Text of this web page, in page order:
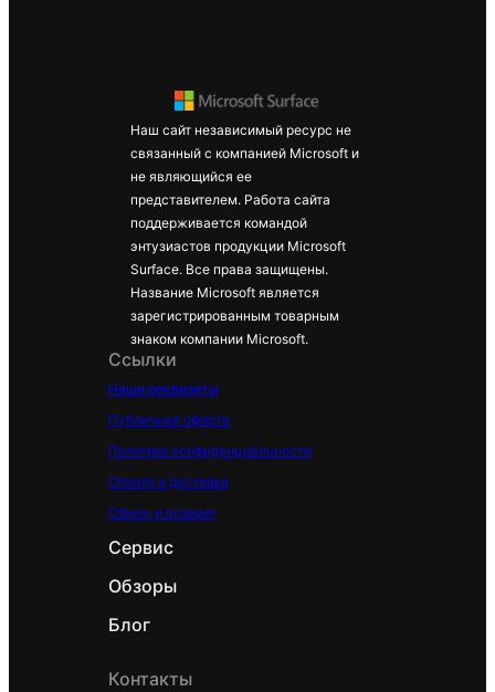
Наш сайт независимый ресурс не
связанный с компанией Microsoft и
не являющийся ее
представителем. Работа сайта
поддерживается командой
энтузиастов продукции Microsoft
Surface. Все права защищены.
Название Microsoft является
зарегистрированным товарным
знаком компании Microsoft.
Ссылки
Наши реквизиты
Публичная оферта
Политика конфиденциальности
Оплата и доставка
Обмен и возврат
Сервис
Обзоры
Блог
Контакты